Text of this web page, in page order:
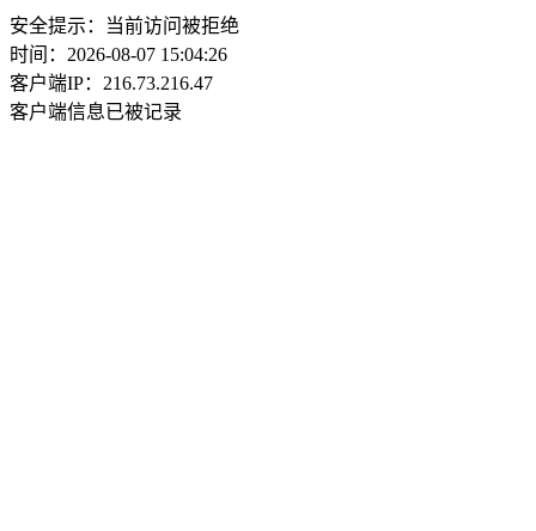
安全提示：当前访问被拒绝
时间：2026-08-07 15:04:26
客户端IP：216.73.216.47
客户端信息已被记录